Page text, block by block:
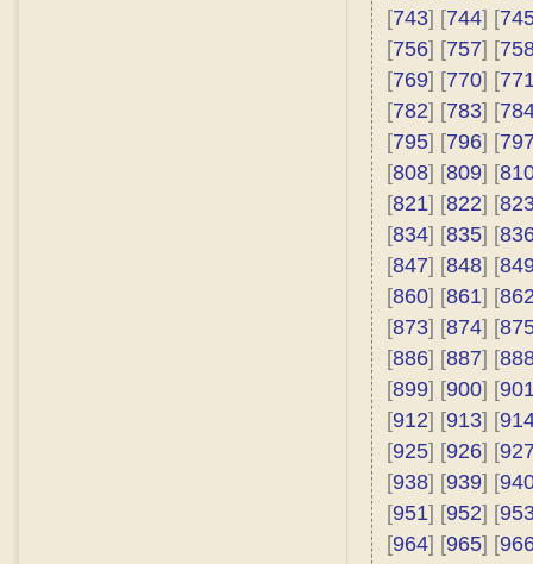
[743] [744] [
[756] [757] [
[769] [770] [
[782] [783] [
[795] [796] [
[808] [809] [
[821] [822] [
[834] [835] [
[847] [848] [
[860] [861] [
[873] [874] [
[886] [887] [
[899] [900] [
[912] [913] [
[925] [926] [
[938] [939] [
[951] [952] [
[964] [965] [